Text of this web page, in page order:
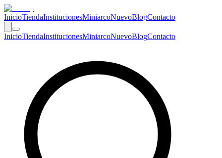
InicioTiendaInstitucionesMiniarcoNuevoBlogContacto
InicioTiendaInstitucionesMiniarcoNuevoBlogContacto